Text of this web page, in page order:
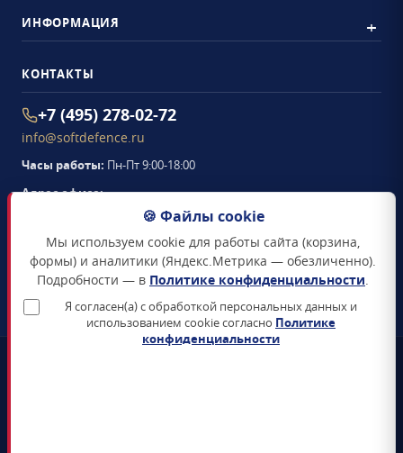
ИНФОРМАЦИЯ
КОНТАКТЫ
+7 (495) 278-02-72
info@softdefence.ru
Часы работы: Пн-Пт 9:00-18:00
Адрес офиса:
Семёновская набережная, д. 2/1, стр. 1, офис 411
Схема проезда →
ЗАКАЗАТЬ ЗВОНОК
🍪 Файлы cookie
Мы используем cookie для работы сайта (корзина,
формы) и аналитики (Яндекс.Метрика — обезличенно).
Подробности — в Политике конфиденциальности.
Я согласен(а) с обработкой персональных данных и
использованием cookie согласно Политике
конфиденциальности